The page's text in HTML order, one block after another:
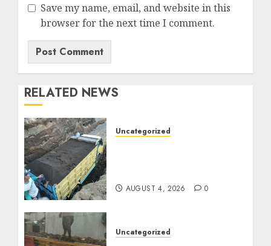
Save my name, email, and website in this
browser for the next time I comment.
RELATED NEWS
Uncategorized
AUGUST 4, 2026 0
Uncategorized